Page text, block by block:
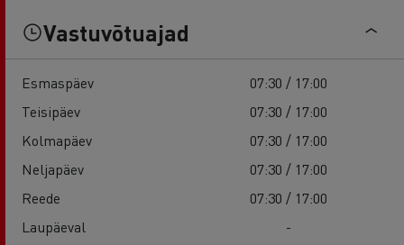
Vastuvõtuajad
Esmaspäev
07:30 / 17:00
Teisipäev
07:30 / 17:00
Kolmapäev
07:30 / 17:00
Neljapäev
07:30 / 17:00
Reede
07:30 / 17:00
Laupäeval
-